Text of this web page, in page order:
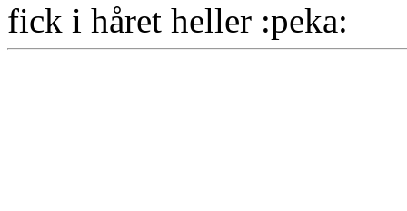
fick i håret heller :peka: